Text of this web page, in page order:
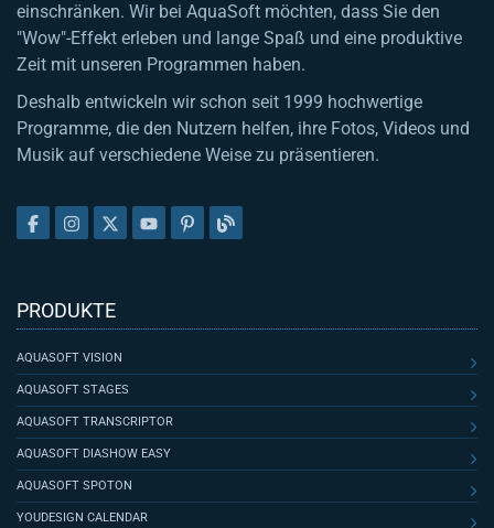
einschränken. Wir bei AquaSoft möchten, dass Sie den
"Wow"-Effekt erleben und lange Spaß und eine produktive
Zeit mit unseren Programmen haben.
Deshalb entwickeln wir schon seit 1999 hochwertige
Programme, die den Nutzern helfen, ihre Fotos, Videos und
Musik auf verschiedene Weise zu präsentieren.
PRODUKTE
AQUASOFT VISION
AQUASOFT STAGES
AQUASOFT TRANSCRIPTOR
AQUASOFT DIASHOW EASY
AQUASOFT SPOTON
YOUDESIGN CALENDAR